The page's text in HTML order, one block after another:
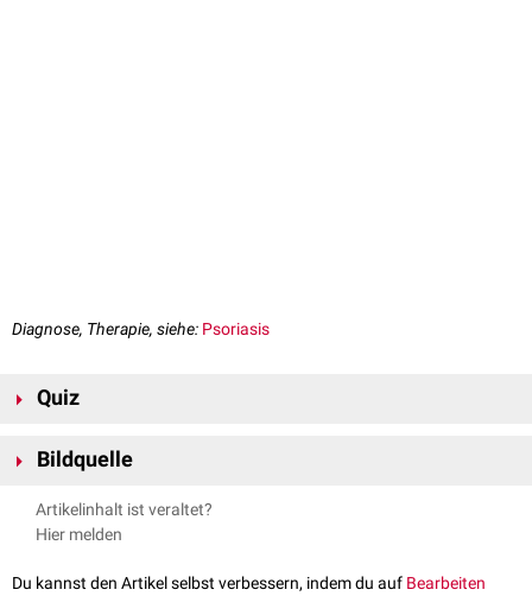
Diagnose, Therapie, siehe: Psoriasis
Quiz
Bildquelle
Artikelinhalt ist veraltet?
Hier melden
Du kannst den Artikel selbst verbessern, indem du auf Bearbeiten